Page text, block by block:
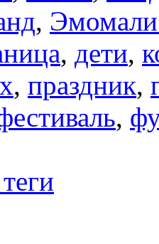
,
, дети,
, праздник,
,